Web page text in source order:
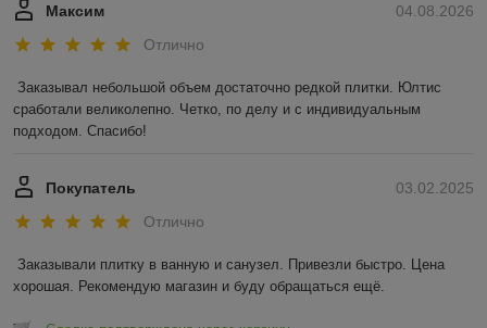
04.08.2026
Максим
Отлично
Заказывал небольшой объем достаточно редкой плитки. Юлтис
сработали великолепно. Четко, по делу и с индивидуальным
подходом. Спасибо!
03.02.2025
Покупатель
Отлично
Заказывали плитку в ванную и санузел. Привезли быстро. Цена
хорошая. Рекомендую магазин и буду обращаться ещё.